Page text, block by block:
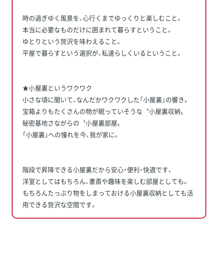
時の過ぎゆく風景を、心行くまでゆっくりと楽しむこと。
本当に必要なものだけに囲まれて暮らすということ。
ゆとりという贅沢を味わえること。
平屋で暮らすという選択が、私達らしくいるということ。
★小屋裏というワクワク
小さな頃に聞いて、なんだかワクワクした「小屋裏」の響き。
宝箱よりもたくさんの物が眠っていそうな〝小屋裏収納〟
秘密基地さながらの〝小屋裏部屋〟
「小屋裏」への憧れを今、我が家に。
階段で昇降できる小屋裏だから安心・便利・快適です、
洋室としてはもちろん、書斎や趣味を楽しむ部屋としても。
もちろんたっぷり物をしまっておける小屋裏収納としても活
用できる贅沢な空間です。